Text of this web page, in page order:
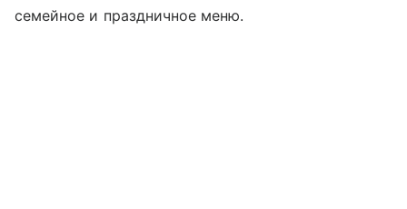
семейное и праздничное меню.